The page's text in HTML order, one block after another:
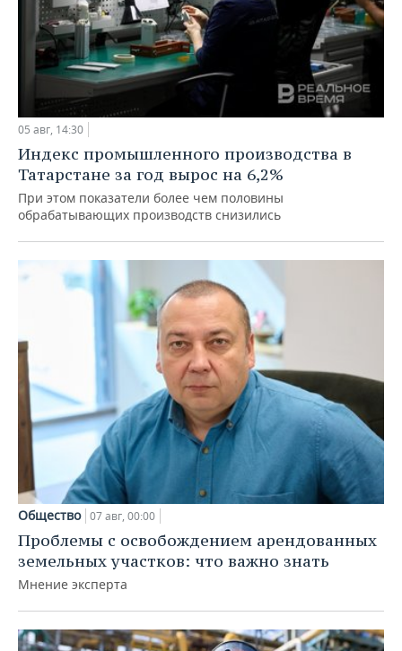
05 авг, 14:30
Индекс промышленного производства в
Татарстане за год вырос на 6,2%
При этом показатели более чем половины
обрабатывающих производств снизились
Общество 07 авг, 00:00
Проблемы с освобождением арендованных
земельных участков: что важно знать
Мнение эксперта